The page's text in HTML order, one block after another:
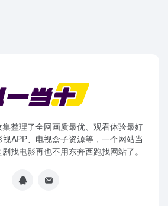
整理了全网画质最优、观看体验最好
APP、电视盒子资源等，一个网站当
找电影再也不用东奔西跑找网站了。